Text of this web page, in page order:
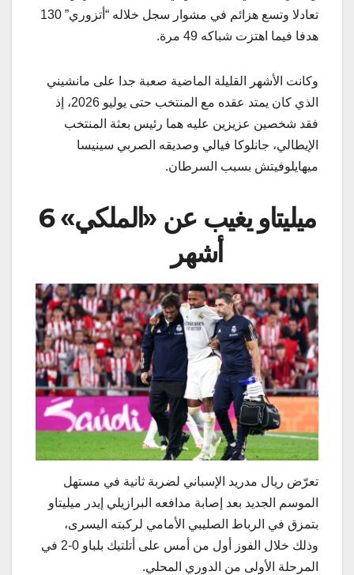
تعادلا وتسع هزائم في مشوار سجل خلاله “أتزوري” 130
هدفا فيما اهتزت شباكه 49 مرة.
وكانت الأشهر القليلة الماضية صعبة جدا على مانشيني
الذي كان يمتد عقده مع المنتخب حتى يوليو 2026، إذ
فقد شخصين عزيزين عليه هما رئيس بعثة المنتخب
الإيطالي، جانلوكا فيالي وصديقه الصربي سينيسا
ميهايلوفيتش بسبب السرطان.
ميليتاو يغيب عن «الملكي» 6
أشهر
تعرّض ريال مدريد الإسباني لضربة ثانية في مستهل
الموسم الجديد بعد إصابة مدافعه البرازيلي إيدر ميليتاو
بتمزق في الرباط الصليبي الأمامي لركبته اليسرى،
وذلك خلال الفوز أول من أمس على أتلتيك بلباو 0-2 في
المرحلة الأولى من الدوري المحلي.